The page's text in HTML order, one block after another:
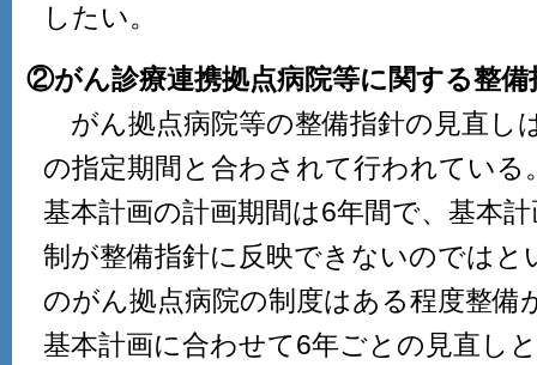
したい。
②がん診療連携拠点病院等に関する整
がん拠点病院等の整備指針の見直し
の指定期間と合わされて行われている
基本計画の計画期間は6年間で、基本
制が整備指針に反映できないのではと
のがん拠点病院の制度はある程度整備
基本計画に合わせて6年ごとの見直し